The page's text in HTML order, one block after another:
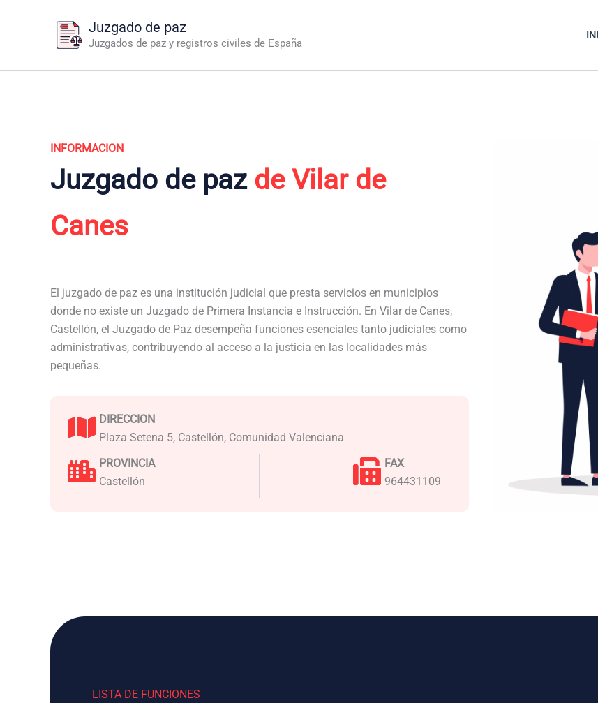
Juzgado de paz
Juzgados de paz y registros civiles de España
INFORMACION
Juzgado de paz de Vilar de
Canes
El juzgado de paz es una institución judicial que presta servicios en municipios
donde no existe un Juzgado de Primera Instancia e Instrucción. En Vilar de Canes,
Castellón, el Juzgado de Paz desempeña funciones esenciales tanto judiciales como
administrativas, contribuyendo al acceso a la justicia en las localidades más
pequeñas.
DIRECCION
Plaza Setena 5, Castellón, Comunidad Valenciana
PROVINCIA
Castellón
FAX
964431109
LISTA DE FUNCIONES